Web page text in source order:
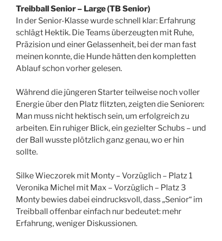
Treibball Senior – Large (TB Senior)
In der Senior-Klasse wurde schnell klar: Erfahrung
schlägt Hektik. Die Teams überzeugten mit Ruhe,
Präzision und einer Gelassenheit, bei der man fast
meinen konnte, die Hunde hätten den kompletten
Ablauf schon vorher gelesen.
Während die jüngeren Starter teilweise noch voller
Energie über den Platz flitzten, zeigten die Senioren:
Man muss nicht hektisch sein, um erfolgreich zu
arbeiten. Ein ruhiger Blick, ein gezielter Schubs – und
der Ball wusste plötzlich ganz genau, wo er hin
sollte.
Silke Wieczorek mit Monty – Vorzüglich – Platz 1
Veronika Michel mit Max – Vorzüglich – Platz 3
Monty bewies dabei eindrucksvoll, dass „Senior“ im
Treibball offenbar einfach nur bedeutet: mehr
Erfahrung, weniger Diskussionen.